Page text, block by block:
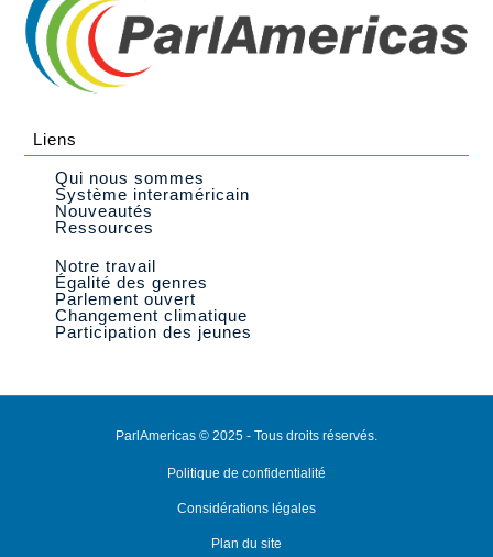
Liens
Qui nous sommes
Système interaméricain
Nouveautés
Ressources
Notre travail
Égalité des genres
Parlement ouvert
Changement climatique
Participation des jeunes
ParlAmericas © 2025 - Tous droits réservés.
Politique de confidentialité
Considérations légales
Plan du site